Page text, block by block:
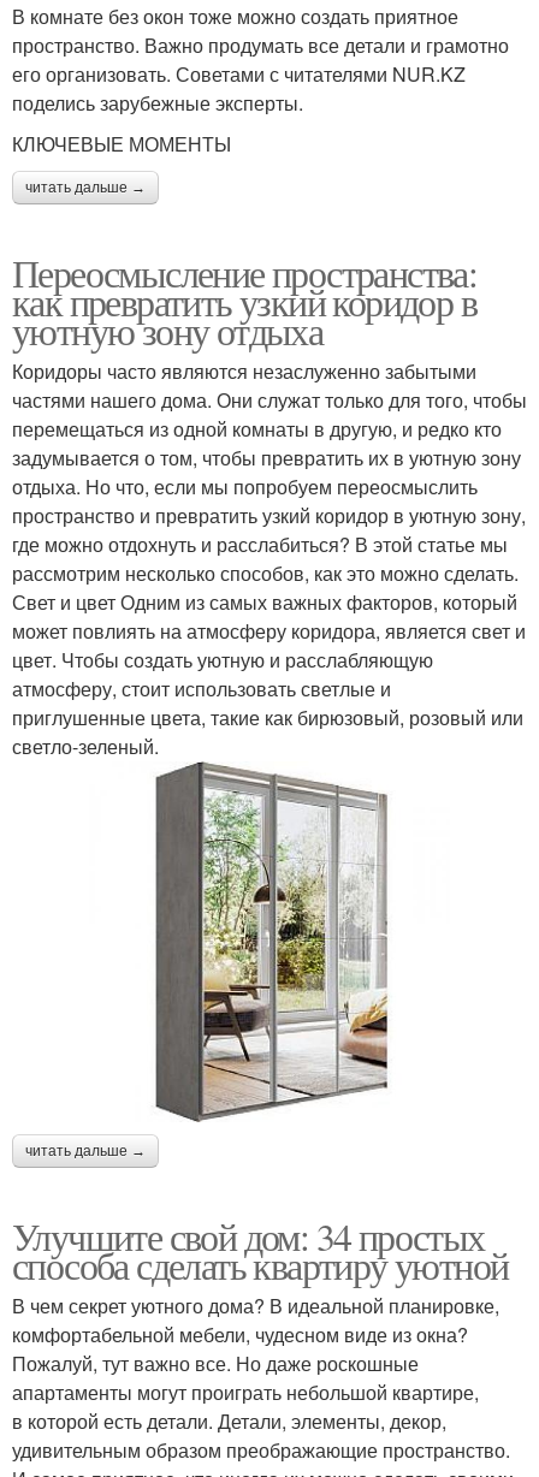
В комнате без окон тоже можно создать приятное
пространство. Важно продумать все детали и грамотно
его организовать. Советами с читателями NUR.KZ
поделись зарубежные эксперты.
КЛЮЧЕВЫЕ МОМЕНТЫ
читать дальше →
Переосмысление пространства:
как превратить узкий коридор в
уютную зону отдыха
Коридоры часто являются незаслуженно забытыми
частями нашего дома. Они служат только для того, чтобы
перемещаться из одной комнаты в другую, и редко кто
задумывается о том, чтобы превратить их в уютную зону
отдыха. Но что, если мы попробуем переосмыслить
пространство и превратить узкий коридор в уютную зону,
где можно отдохнуть и расслабиться? В этой статье мы
рассмотрим несколько способов, как это можно сделать.
Свет и цвет Одним из самых важных факторов, который
может повлиять на атмосферу коридора, является свет и
цвет. Чтобы создать уютную и расслабляющую
атмосферу, стоит использовать светлые и
приглушенные цвета, такие как бирюзовый, розовый или
светло-зеленый.
читать дальше →
Улучшите свой дом: 34 простых
способа сделать квартиру уютной
В чем секрет уютного дома? В идеальной планировке,
комфортабельной мебели, чудесном виде из окна?
Пожалуй, тут важно все. Но даже роскошные
апартаменты могут проиграть небольшой квартире,
в которой есть детали. Детали, элементы, декор,
удивительным образом преображающие пространство.